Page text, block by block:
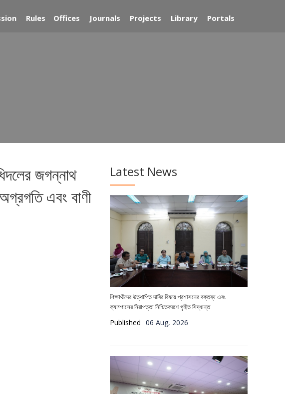
Rules Offices Journals Projects Library Portals
জগন্নাথ
এবং বাণী
Latest News
শিক্ষার্থীদের উত্থাপিত দাবির বিষয়ে প্রশাসনের বক্তব্য এবং
ক্যাম্পাসের নিরাপত্তা নিশ্চিতকরণে গৃহীত সিদ্ধান্ত
Published 06 Aug, 2026